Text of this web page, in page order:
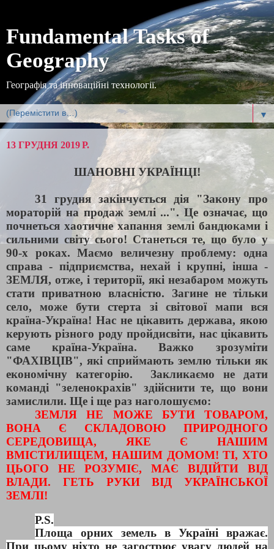
Fundamental Tasks of
Geography
Географія та інноваційні технології.
▼
13 ГРУДНЯ 2019 Р.
ШАНОВНІ УКРАЇНЦІ!
31 грудня закінчується дія "Закону про
мораторій на продаж землі ...". Це означає, що
почнеться хаотичне хапання землі бандюками і
сильними світу сього! Станеться те, що було у
90-х роках. Маємо величезну проблему: одна
справа - підприємства, нехай і крупні, інша -
ЗЕМЛЯ, отже, і території, які незабаром можуть
стати приватною власністю. Загине не тільки
село, може бути стерта зі світової мапи вся
країна-Україна! Нас не цікавить держава, якою
керують різного роду пройдисвіти, нас цікавить
саме країна-Україна. Важко зрозуміти
"ФАХІВЦІВ", які сприймають землю тільки як
економічну категорію. Закликаємо не дати
команді "зеленокрахів" здійснити те, що вони
замислили. Ще і ще раз наголошуємо:
ЗЕМЛЯ НЕ МОЖЕ БУТИ ТОВАРОМ,
ВОНА Є СКЛАДОВОЮ ПРИРОДНОГО
СЕРЕДОВИЩА, ЯКЕ Є НАШИМ
ВМІСТИЛИЩЕМ, НАШИМ ДОМОМ! ТІ, ХТО
ЦЬОГО НЕ РОЗУМІЄ, МАЄ ВІДІЙТИ ВІД
ВЛАДИ. ГЕТЬ РУКИ ВІД УКРАЇНСЬКОЇ
ЗЕМЛІ!
P.S.
Площа орних земель в Україні вражає.
При цьому ніхто не загострює увагу людей на